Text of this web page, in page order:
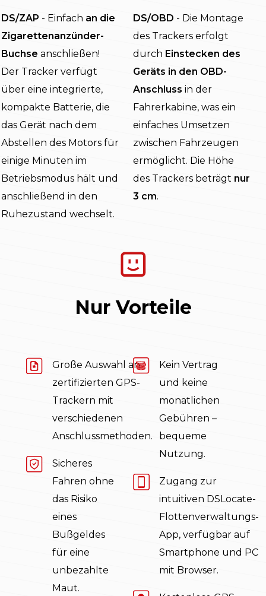
DS/ZAP - Einfach an die
Zigarettenanzünder-
Buchse anschließen!
Der Tracker verfügt
über eine integrierte,
kompakte Batterie, die
das Gerät nach dem
Abstellen des Motors für
einige Minuten im
Betriebsmodus hält und
anschließend in den
Ruhezustand wechselt.
DS/OBD - Die Montage
des Trackers erfolgt
durch Einstecken des
Geräts in den OBD-
Anschluss in der
Fahrerkabine, was ein
einfaches Umsetzen
zwischen Fahrzeugen
ermöglicht. Die Höhe
des Trackers beträgt nur
3 cm.
Nur Vorteile
Große Auswahl an
zertifizierten GPS-
Trackern mit
verschiedenen
Anschlussmethoden.
Sicheres
Fahren ohne
das Risiko
eines
Bußgeldes
für eine
unbezahlte
Maut.
Kein Vertrag
und keine
monatlichen
Gebühren –
bequeme
Nutzung.
Zugang zur
intuitiven DSLocate-
Flottenverwaltungs-
App, verfügbar auf
Smartphone und PC
mit Browser.